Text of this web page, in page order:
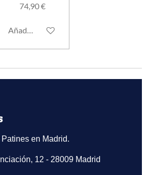
74,90 €
Añadir al carrito
en Madrid.
12 - 28009 Madrid